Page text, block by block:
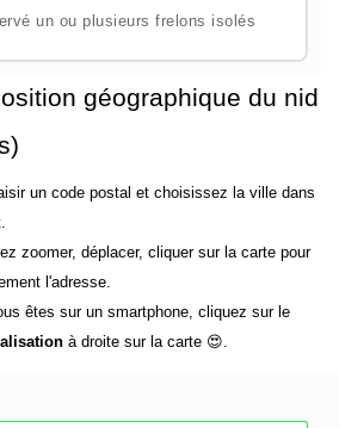
un ou plusieurs frelons isolés
géographique du nid
un code postal et choisissez la ville dans
zoomer, déplacer, cliquer sur la carte pour
l'adresse.
êtes sur un smartphone, cliquez sur le
à droite sur la carte 😍.